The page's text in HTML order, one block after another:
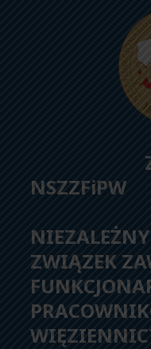
NSZZFiPW
ZWIĄZEK